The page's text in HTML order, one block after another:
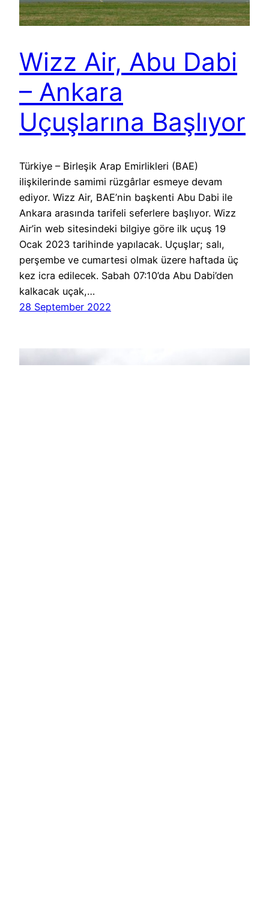
Wizz Air, Abu Dabi
– Ankara
Uçuşlarına Başlıyor
Türkiye – Birleşik Arap Emirlikleri (BAE)
ilişkilerinde samimi rüzgârlar esmeye devam
ediyor. Wizz Air, BAE’nin başkenti Abu Dabi ile
Ankara arasında tarifeli seferlere başlıyor. Wizz
Air’in web sitesindeki bilgiye göre ilk uçuş 19
Ocak 2023 tarihinde yapılacak. Uçuşlar; salı,
perşembe ve cumartesi olmak üzere haftada üç
kez icra edilecek. Sabah 07:10’da Abu Dabi’den
kalkacak uçak,…
28 September 2022